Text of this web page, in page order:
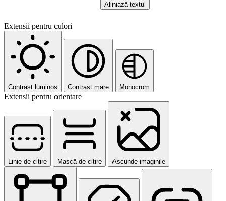
Aliniază textul
Extensii pentru culori
Contrast luminos Contrast mare Monocrom
Extensii pentru orientare
Linie de citire Mască de citire Ascunde imaginile